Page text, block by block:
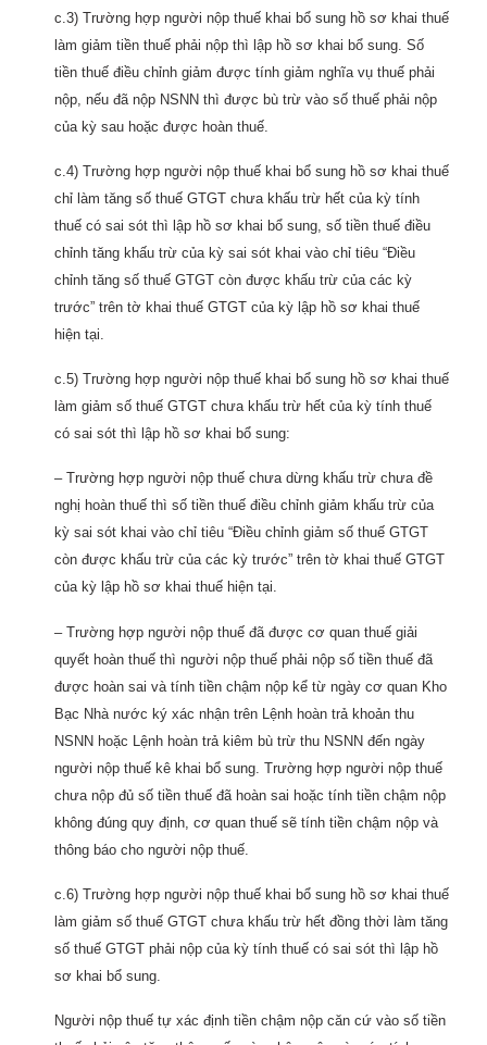
c.3) Trường hợp người nộp thuế khai bổ sung hồ sơ khai thuế
làm giảm tiền thuế phải nộp thì lập hồ sơ khai bổ sung. Số
tiền thuế điều chỉnh giảm được tính giảm nghĩa vụ thuế phải
nộp, nếu đã nộp NSNN thì được bù trừ vào số thuế phải nộp
của kỳ sau hoặc được hoàn thuế.
c.4) Trường hợp người nộp thuế khai bổ sung hồ sơ khai thuế
chỉ làm tăng số thuế GTGT chưa khấu trừ hết của kỳ tính
thuế có sai sót thì lập hồ sơ khai bổ sung, số tiền thuế điều
chỉnh tăng khấu trừ của kỳ sai sót khai vào chỉ tiêu “Điều
chỉnh tăng số thuế GTGT còn được khấu trừ của các kỳ
trước” trên tờ khai thuế GTGT của kỳ lập hồ sơ khai thuế
hiện tại.
c.5) Trường hợp người nộp thuế khai bổ sung hồ sơ khai thuế
làm giảm số thuế GTGT chưa khấu trừ hết của kỳ tính thuế
có sai sót thì lập hồ sơ khai bổ sung:
– Trường hợp người nộp thuế chưa dừng khấu trừ chưa đề
nghị hoàn thuế thì số tiền thuế điều chỉnh giảm khấu trừ của
kỳ sai sót khai vào chỉ tiêu “Điều chỉnh giảm số thuế GTGT
còn được khấu trừ của các kỳ trước” trên tờ khai thuế GTGT
của kỳ lập hồ sơ khai thuế hiện tại.
– Trường hợp người nộp thuế đã được cơ quan thuế giải
quyết hoàn thuế thì người nộp thuế phải nộp số tiền thuế đã
được hoàn sai và tính tiền chậm nộp kể từ ngày cơ quan Kho
Bạc Nhà nước ký xác nhận trên Lệnh hoàn trả khoản thu
NSNN hoặc Lệnh hoàn trả kiêm bù trừ thu NSNN đến ngày
người nộp thuế kê khai bổ sung. Trường hợp người nộp thuế
chưa nộp đủ số tiền thuế đã hoàn sai hoặc tính tiền chậm nộp
không đúng quy định, cơ quan thuế sẽ tính tiền chậm nộp và
thông báo cho người nộp thuế.
c.6) Trường hợp người nộp thuế khai bổ sung hồ sơ khai thuế
làm giảm số thuế GTGT chưa khấu trừ hết đồng thời làm tăng
số thuế GTGT phải nộp của kỳ tính thuế có sai sót thì lập hồ
sơ khai bổ sung.
Người nộp thuế tự xác định tiền chậm nộp căn cứ vào số tiền